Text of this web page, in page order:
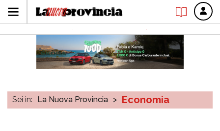
Sei in: La Nuova Provincia > Economia